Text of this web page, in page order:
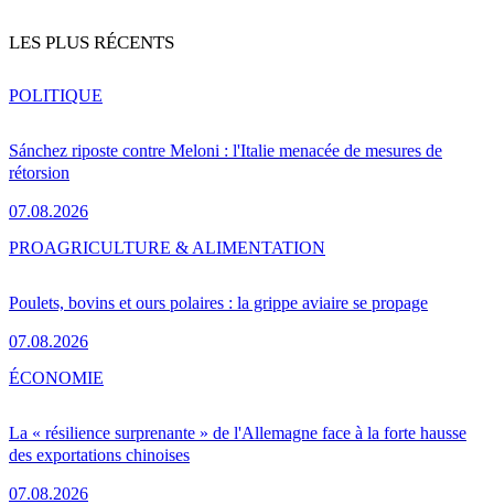
LES PLUS RÉCENTS
Sánchez riposte contre Meloni : l'Italie menacée de mesures de
rétorsion
07.08.2026
POLITIQUE
Poulets, bovins et ours polaires : la grippe aviaire se propage
07.08.2026
PROAGRICULTURE & ALIMENTATION
La « résilience surprenante » de l'Allemagne face à la forte hausse
des exportations chinoises
07.08.2026
ÉCONOMIE